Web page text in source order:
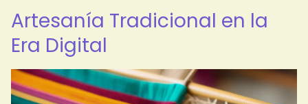
Artesanía Tradicional en la
Era Digital